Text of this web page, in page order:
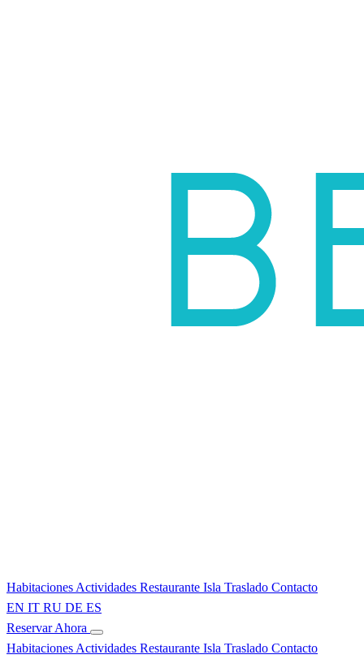
Habitaciones Actividades Restaurante Isla Traslado Contacto
EN IT RU DE ES
Reservar Ahora
Habitaciones Actividades Restaurante Isla Traslado Contacto